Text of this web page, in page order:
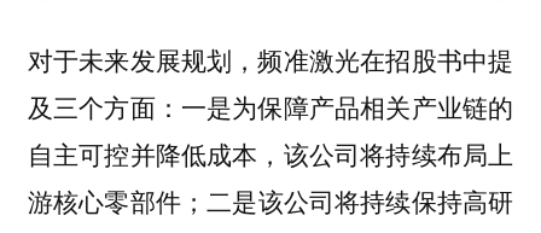
对于未来发展规划，频准激光在招股书中提
及三个方面：一是为保障产品相关产业链的
自主可控并降低成本，该公司将持续布局上
游核心零部件；二是该公司将持续保持高研